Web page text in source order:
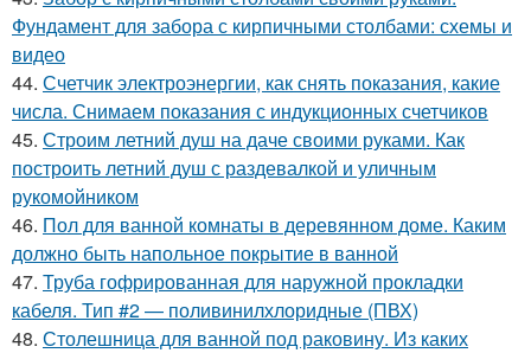
Фундамент для забора с кирпичными столбами: схемы и
видео
44. Счетчик электроэнергии, как снять показания, какие
числа. Снимаем показания с индукционных счетчиков
45. Строим летний душ на даче своими руками. Как
построить летний душ с раздевалкой и уличным
рукомойником
46. Пол для ванной комнаты в деревянном доме. Каким
должно быть напольное покрытие в ванной
47. Труба гофрированная для наружной прокладки
кабеля. Тип #2 — поливинилхлоридные (ПВХ)
48. Столешница для ванной под раковину. Из каких